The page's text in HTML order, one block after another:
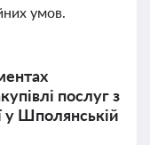
умов.
послуг з
у Шполянській